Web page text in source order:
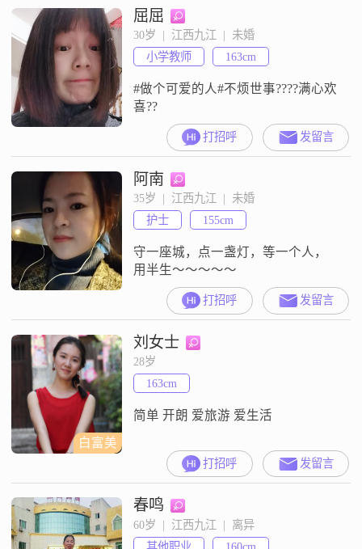
屈屈
30岁  |  江西九江  |  未婚
小学教师
163cm
#做个可爱的人#不烦世事????满心欢
喜??
打招呼 发留言
阿南
35岁  |  江西九江  |  未婚
护士
155cm
守一座城，点一盏灯，等一个人，
用半生～～～～～
打招呼 发留言
白富美
刘女士
28岁
163cm
简单 开朗 爱旅游 爱生活
打招呼 发留言
春鸣
60岁  |  江西九江  |  离异